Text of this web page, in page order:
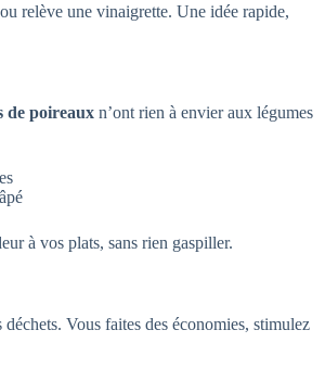
relève une vinaigrette. Une idée rapide,
de poireaux n’ont rien à envier aux légumes
à vos plats, sans rien gaspiller.
Vous faites des économies, stimulez